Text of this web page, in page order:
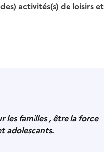
activités(s) de loisirs et
les familles , être la force
adolescants.